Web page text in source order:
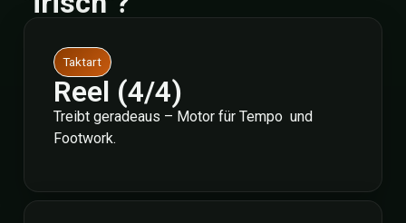
Taktart
Reel (4/4)
Treibt geradeaus – Motor für Tempo und
Footwork.